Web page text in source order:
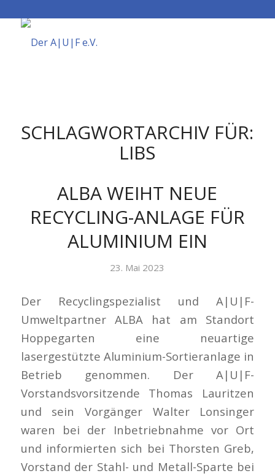
SCHLAGWORTARCHIV FÜR:
LIBS
ALBA WEIHT NEUE
RECYCLING-ANLAGE FÜR
ALUMINIUM EIN
23. Mai 2023
Der Recyclingspezialist und A|U|F-
Umweltpartner ALBA hat am Standort
Hoppegarten eine neuartige
lasergestützte Aluminium-Sortieranlage in
Betrieb genommen. Der A|U|F-
Vorstandsvorsitzende Thomas Lauritzen
und sein Vorgänger Walter Lonsinger
waren bei der Inbetriebnahme vor Ort
und informierten sich bei Thorsten Greb,
Vorstand der Stahl- und Metall-Sparte bei